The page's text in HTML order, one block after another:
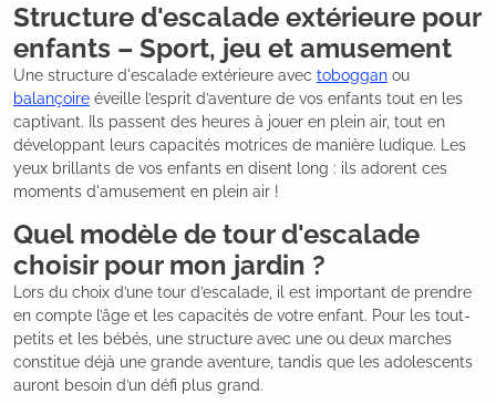
Structure d'escalade extérieure pour
enfants – Sport, jeu et amusement
Une structure d'escalade extérieure avec toboggan ou
balançoire éveille l’esprit d’aventure de vos enfants tout en les
captivant. Ils passent des heures à jouer en plein air, tout en
développant leurs capacités motrices de manière ludique. Les
yeux brillants de vos enfants en disent long : ils adorent ces
moments d'amusement en plein air !
Quel modèle de tour d'escalade
choisir pour mon jardin ?
Lors du choix d’une tour d’escalade, il est important de prendre
en compte l’âge et les capacités de votre enfant. Pour les tout-
petits et les bébés, une structure avec une ou deux marches
constitue déjà une grande aventure, tandis que les adolescents
auront besoin d’un défi plus grand.